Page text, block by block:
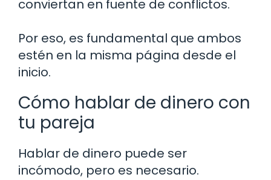
conviertan en fuente de conflictos.
Por eso, es fundamental que ambos
estén en la misma página desde el
inicio.
Cómo hablar de dinero con
tu pareja
Hablar de dinero puede ser
incómodo, pero es necesario.